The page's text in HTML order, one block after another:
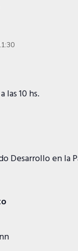
las 10 hs.
Desarrollo en la